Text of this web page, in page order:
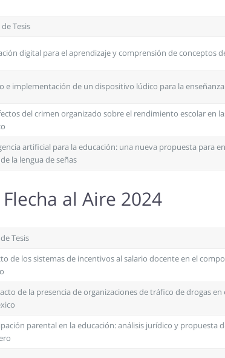
Tesis
digital para el aprendizaje y comprensión de conceptos
e implementación de un dispositivo lúdico para la
del crimen organizado sobre el rendimiento escolar en
artificial para la educación: una nueva propuesta para
la lengua de señas
al Aire 2024
Tesis
de los sistemas de incentivos al salario docente en el
de la presencia de organizaciones de tráfico de drogas
parental en la educación: análisis jurídico y propuesta